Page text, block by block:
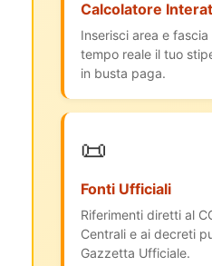
Calcolatore
Inserisci area e
tempo reale il tuo
in busta paga.
📜
Fonti Ufficiali
Riferimenti diretti al
Centrali e ai decreti
Gazzetta Ufficiale.